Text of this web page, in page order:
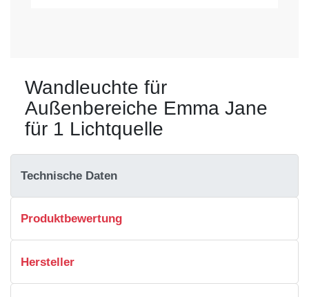
Wandleuchte für
Außenbereiche Emma Jane
für 1 Lichtquelle
Technische Daten
Produktbewertung
Hersteller